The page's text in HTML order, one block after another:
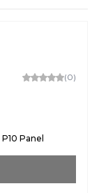
(0)
P10 Panel